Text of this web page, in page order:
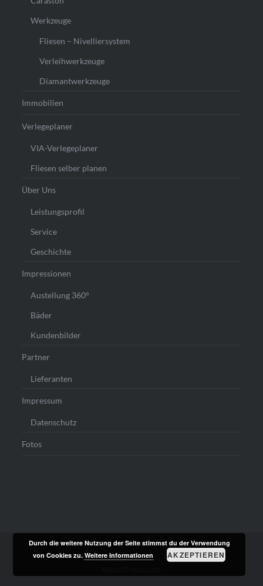
Werkzeuge
Fliesen – Nivelliersystem
Verleihwerkzeuge
Diamantwerkzeuge
Immobilien
Verlegeplaner
VIA-Verlegeplaner
Fliesen selber planen
Über Uns
Leistungsprofil
Service
Geschichte
Impressionen
Austellung 360°
Bäder
Kundenbilder
Partner
Lieferanten
Impressum
Datenschutz
Fotos
Stolz präsentiert von WordPress
Theme: Dyad von
Durch die weitere Nutzung der Seite stimmst du der Verwendung
von Cookies zu.Weitere Informationen AKZEPTIEREN